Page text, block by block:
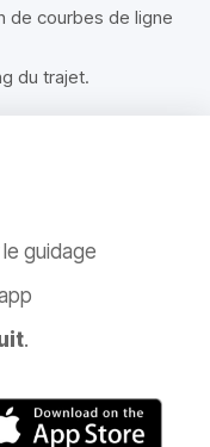
de courbes de ligne
du trajet.
guidage
.